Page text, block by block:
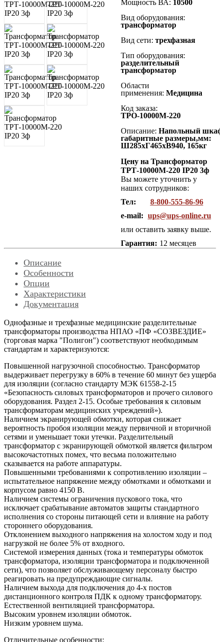
Мощность ВА: 10500
Вид оборудования:
трансформатор
Вид сети: трехфазная
Тип оборудования:
разделительный
трансформатор
Области
применения: Медицина
Код заказа:
ТРО-10000М-220
Описание: Напольный
габаритные размеры,мм:
Ш285хГ465хВ940, 165кг
Цену на Трансформатор
ТРТ-10000М-220 IP20 3ф
Вы можете уточнить у
наших сотрудников:
Тел:
8-800-555-86-96
e-mail: ups@ups-online.ru
или оставить заявку выше.
Гарантия: 12 месяцев
Описание
Особенности
Опции
Характеристики
Документация
Однофазные и трехфазные медицинские разделительные
трансформаторы производства НПАО «ПФ «СОЗВЕЗДИЕ»
(торговая марка "Полигон") соответствуют необходимым
стандартам и характеризуются:
Повышенной нагрузочной способностью. Трансформатор
выдерживает перегрузку в 60% в течение 60 минут без ущерба
для изоляции (согласно стандарту МЭК 61558-2-15
«Безопасность силовых трансформаторов и прочего силового
оборудования. Раздел 2-15. Особые требования к силовым
трансформаторам медицинских учреждений»).
Наличием экранирующей обмотки, которая снижает
вероятность пробоя изоляции между первичной и вторичной
сетями и уменьшает токи утечки. Разделительный
трансформатор с экранирующей обмоткой является фильтром
высокочастотных помех, что весьма положительно
сказывается на работе аппаратуры.
Повышенными требованиями к сопротивлению изоляции –
испытательное напряжение между обмотками и обмотками и
корпусом равно 4150 В.
Наличием системы ограничения пускового тока, что
исключает срабатывание автоматов защиты стандартного
исполнения со стороны питающей сети и влияние на работу
стороннего оборудования.
Отклонением выходного напряжения на холостом ходу и под
нагрузкой не более 5% от входного.
Системой измерения данных (тока и температуры обмоток
трансформатора, изоляции трансформатора и подключенной
сети), что позволяет обслуживающему персоналу быстро
реагировать на предупреждающие сигналы.
Наличием выхода для подключения до 4-х постов
дистанционного контроля ПДК к одному трансформатору.
Естественной вентиляцией трансформатора.
Высоким уровнем изоляции обмоток.
Низким уровнем шума.
Отличительные особенности: